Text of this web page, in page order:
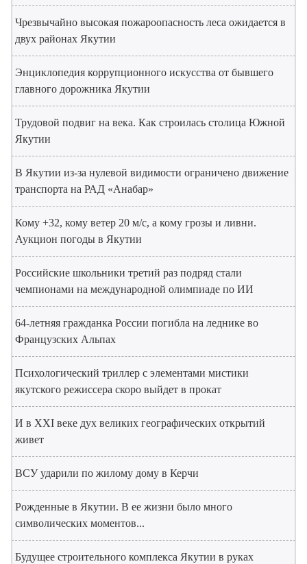
Чрезвычайно высокая пожароопасность леса ожидается в
двух районах Якутии
Энциклопедия коррупционного искусства от бывшего
главного дорожника Якутии
Трудовой подвиг на века. Как строилась столица Южной
Якутии
В Якутии из-за нулевой видимости ограничено движение
транспорта на РАД «Анабар»
Кому +32, кому ветер 20 м/с, а кому грозы и ливни.
Аукцион погоды в Якутии
Российские школьники третий раз подряд стали
чемпионами на международной олимпиаде по ИИ
64-летняя гражданка России погибла на леднике во
Французских Альпах
Психологический триллер с элементами мистики
якутского режиссера скоро выйдет в прокат
И в XXI веке дух великих географических открытий
живет
ВСУ ударили по жилому дому в Керчи
Рожденные в Якутии. В ее жизни было много
символических моментов...
Будущее строительного комплекса Якутии в руках